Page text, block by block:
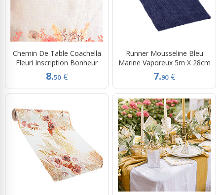
Chemin De Table Coachella
Fleuri Inscription Bonheur
8.50 €
Runner Mousseline Bleu
Marine Vaporeux 5m X 28cm
7.90 €